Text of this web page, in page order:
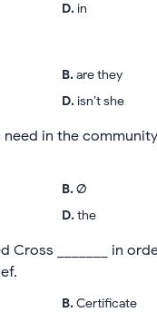
D.in
B.are they
D.isn’t she
in the
B.Ø
D.the
Cross _______ in
B.Certificate